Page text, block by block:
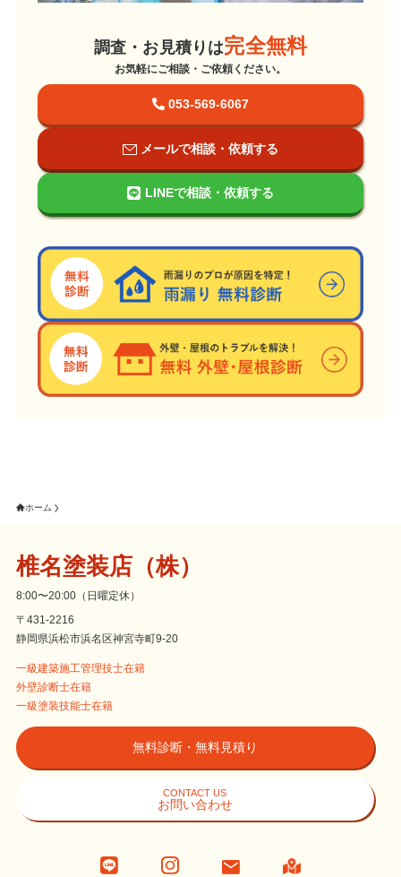
調査・お見積りは完全無料
お気軽にご相談・ご依頼ください。
053-569-6067
メールで相談・依頼する
LINEで相談・依頼する
ホーム
椎名塗装店（株）
8:00〜20:00（日曜定休）
〒431-2216
静岡県浜松市浜名区神宮寺町9-20
一級建築施工管理技士在籍
外壁診断士在籍
一級塗装技能士在籍
無料診断・無料見積り
CONTACT US
お問い合わせ